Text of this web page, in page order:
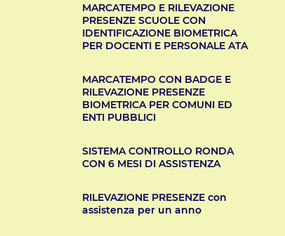
MARCATEMPO E RILEVAZIONE
PRESENZE SCUOLE CON
IDENTIFICAZIONE BIOMETRICA
PER DOCENTI E PERSONALE ATA
MARCATEMPO CON BADGE E
RILEVAZIONE PRESENZE
BIOMETRICA PER COMUNI ED
ENTI PUBBLICI
SISTEMA CONTROLLO RONDA
CON 6 MESI DI ASSISTENZA
RILEVAZIONE PRESENZE con
assistenza per un anno